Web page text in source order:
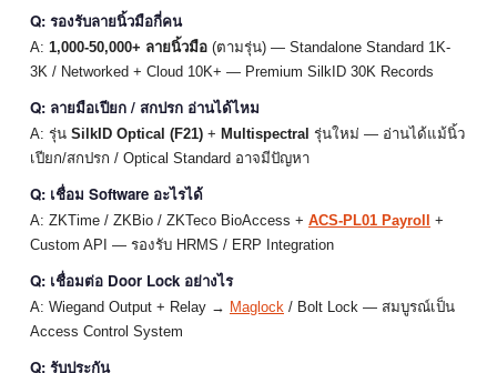
Q: รองรับลายนิ้วมือกี่คน
A: 1,000-50,000+ ลายนิ้วมือ (ตามรุ่น) — Standalone Standard 1K-
3K / Networked + Cloud 10K+ — Premium SilkID 30K Records
Q: ลายมือเปียก / สกปรก อ่านได้ไหม
A: รุ่น SilkID Optical (F21) + Multispectral รุ่นใหม่ — อ่านได้แม้นิ้ว
เปียก/สกปรก / Optical Standard อาจมีปัญหา
Q: เชื่อม Software อะไรได้
A: ZKTime / ZKBio / ZKTeco BioAccess + ACS-PL01 Payroll
+
Custom API — รองรับ HRMS / ERP Integration
Q: เชื่อมต่อ Door Lock อย่างไร
A: Wiegand Output + Relay → Maglock / Bolt Lock — สมบูรณ์เป็น
Access Control System
Q: รับประกัน